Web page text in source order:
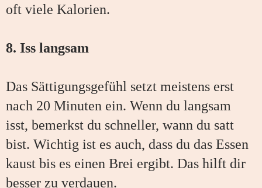
oft viele Kalorien.
8. Iss langsam
Das Sättigungsgefühl setzt meistens erst
nach 20 Minuten ein. Wenn du langsam
isst, bemerkst du schneller, wann du satt
bist. Wichtig ist es auch, dass du das Essen
kaust bis es einen Brei ergibt. Das hilft dir
besser zu verdauen.